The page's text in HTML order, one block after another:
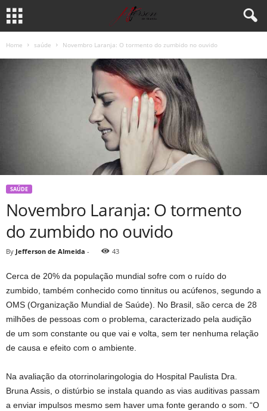
Home saúde Novembro Laranja: O tormento do zumbido no ouvido
SAÚDE
Novembro Laranja: O tormento
do zumbido no ouvido
By Jefferson de Almeida - 43
Cerca de 20% da população mundial sofre com o ruído do
zumbido, também conhecido como tinnitus ou acúfenos, segundo a
OMS (Organização Mundial de Saúde). No Brasil, são cerca de 28
milhões de pessoas com o problema, caracterizado pela audição
de um som constante ou que vai e volta, sem ter nenhuma relação
de causa e efeito com o ambiente.
Na avaliação da otorrinolaringologia do Hospital Paulista Dra.
Bruna Assis, o distúrbio se instala quando as vias auditivas passam
a enviar impulsos mesmo sem haver uma fonte gerando o som. “O